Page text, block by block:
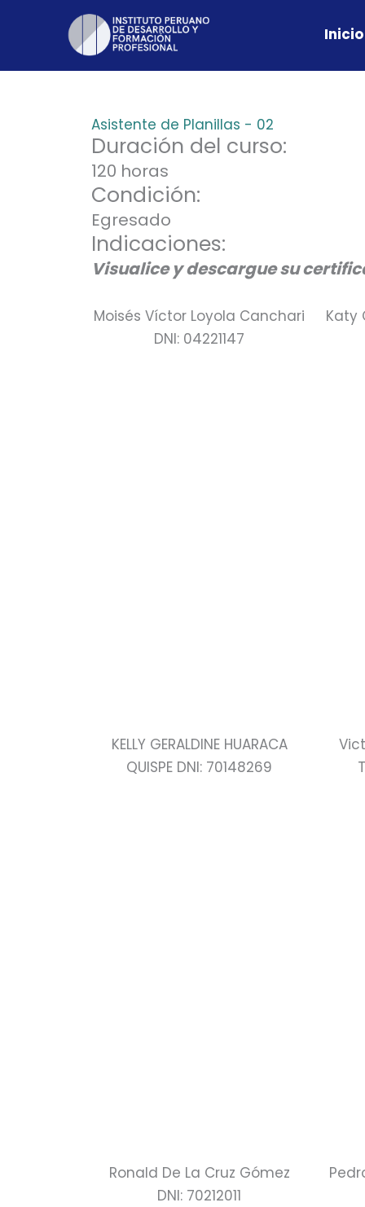
Inicio
Asistente de Planillas - 02
Duración del curso:
120 horas
Condición:
Egresado
Indicaciones:
Visualice y descargue su
Moisés Víctor Loyola Canchari
DNI: 04221147
Katy
KELLY GERALDINE HUARACA
QUISPE DNI: 70148269
Ronald De La Cruz Gómez
DNI: 70212011